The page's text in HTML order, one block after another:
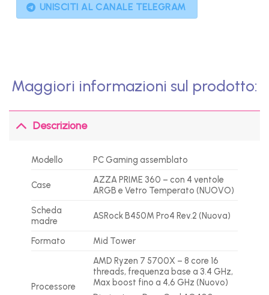
UNISCITI AL CANALE TELEGRAM
Maggiori informazioni sul prodotto:
Descrizione
Modello PC Gaming assemblato
Case
AZZA PRIME 360 – con 4 ventole
ARGB e Vetro Temperato (NUOVO)
Scheda
madre
ASRock B450M Pro4 Rev.2 (Nuova)
Formato Mid Tower
Processore
AMD Ryzen 7 5700X – 8 core 16
threads, frequenza base a 3.4 GHz,
Max boost fino a 4,6 GHz (Nuovo)